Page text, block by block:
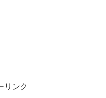
リンク